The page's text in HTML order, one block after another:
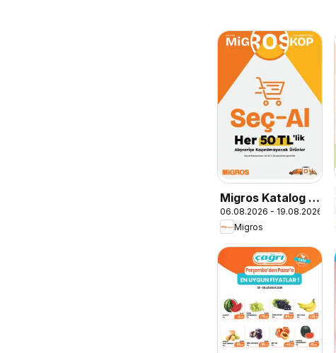
Migros Katalog -
Migroskop
06.08.2026 - 19.08.2026
Migros